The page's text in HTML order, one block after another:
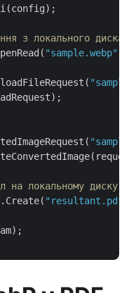
з локального диска
"sample.webp"
на локальному диску
"resultant.pdf"